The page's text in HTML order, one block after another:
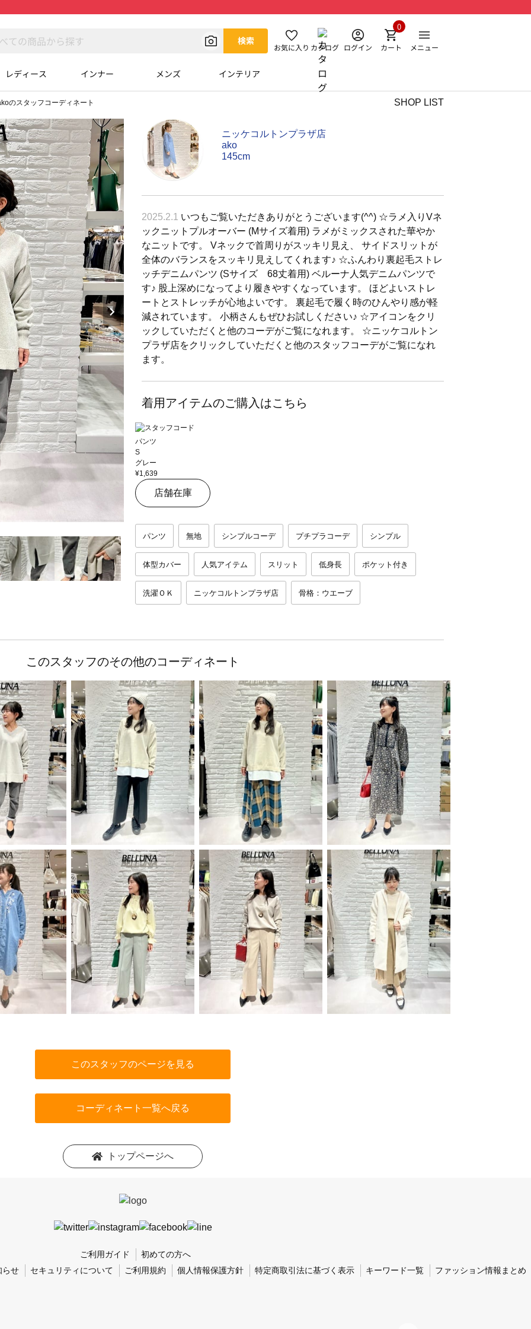
検索
お気に入り カタログ ログイン カート
0
メニュー
レディース インナー メンズ インテリア
のスタッフコーディネート SHOP LIST
ニッケコルトンプラザ店
ako
145cm
2025.2.1 いつもご覧いただきありがとうございます(^^) ☆ラメ入りVネ
ックニットプルオーバー (Mサイズ着用) ラメがミックスされた華やか
なニットです。 Vネックで首周りがスッキリ見え、 サイドスリットが
全体のバランスをスッキリ見えしてくれます♪ ☆ふんわり裏起毛ストレ
ッチデニムパンツ (Sサイズ 68丈着用) ベルーナ人気デニムパンツで
す♪ 股上深めになってより履きやすくなっています。 ほどよいストレ
ートとストレッチが心地よいです。 裏起毛で履く時のひんやり感が軽
減されています。 小柄さんもぜひお試しください♪ ☆アイコンをクリ
ックしていただくと他のコーデがご覧になれます。 ☆ニッケコルトン
プラザ店をクリックしていただくと他のスタッフコーデがご覧になれ
ます。
着用アイテムのご購入はこちら
パンツ
S
グレー
¥1,639
店舗在庫
パンツ 無地 シンプルコーデ プチプラコーデ シンプル
体型カバー 人気アイテム スリット 低身長 ポケット付き
洗濯ＯＫ ニッケコルトンプラザ店 骨格：ウエーブ
このスタッフのその他のコーディネート
このスタッフのページを見る
コーディネート一覧へ戻る
トップページへ
ご利用ガイド
初めての方へ
らせ
セキュリティについて ご利用規約 個人情報保護方針 特定商取引法に基づく表示 キーワード一覧 ファッション情報まとめ